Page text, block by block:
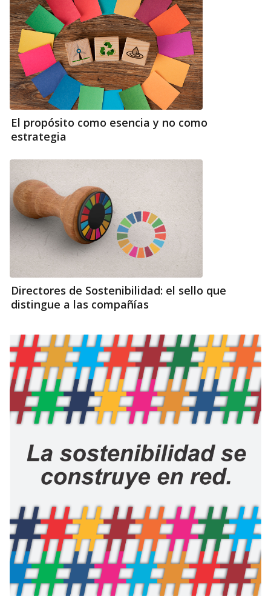
El propósito como esencia y no como
estrategia
Directores de Sostenibilidad: el sello que
distingue a las compañías